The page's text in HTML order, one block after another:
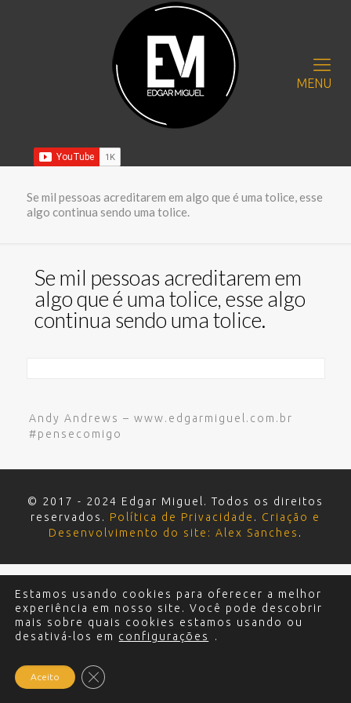
MENU
Se mil pessoas acreditarem em algo que é uma tolice, esse
algo continua sendo uma tolice.
Se mil pessoas acreditarem em
algo que é uma tolice, esse algo
continua sendo uma tolice.
Andy Andrews – www.edgarmiguel.com.br
#pensecomigo
© 2017 - 2024 Edgar Miguel. Todos os direitos
reservados. Política de Privacidade . Criação e
Desenvolvimento do site: Alex Sanches .
Estamos usando cookies para oferecer a melhor
experiência em nosso site. Você pode descobrir
mais sobre quais cookies estamos usando ou
desativá-los em configurações .
Aceito Close GDPR Cookie Banner